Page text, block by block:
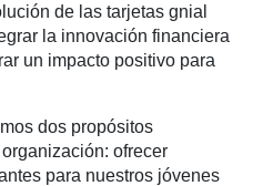
de las tarjetas gnial
la innovación financiera
un impacto positivo para
dos propósitos
ofrecer
para nuestros jóvenes